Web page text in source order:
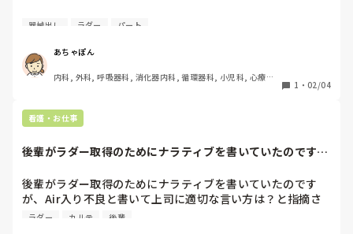
理由はパートから正規になりたい。
ラダー制度をのんびりやりたい。
通勤を楽にしたい。
そこで、近くの二次病院の仮内定をいただきました。アラフ
ォー転職で安心しています。
私はオペ看歴が長くて、経験はオペ看と外来のみです。でき
そこで、まだ仮内容中ということで、他の病院にもお話を聞
きにいき素直に自分だったらどこの部署にはいちされるか聞
器械出し ラダー パート
あちゃぽん
内科, 外科, 呼吸器科, 消化器内科, 循環器科, 小児科, 心療内
その他の科, ママナース, 外来, 神経内科, 脳神経外科, NICU,
消化器外科, 一般病院, 慢性期, 回復期, 終末期, オペ室, 透析,
1 ・ 02/04
看護・お仕事
後輩がラダー取得のためにナラティブを書いていたのです
後輩がラダー取得のためにナラティブを書いていたのです
が、Air入り不良と書いて上司に適切な言い方は？と指摘さ
れていました。先生のカルテでも、自分たちもそのような書
ラダー カルテ 後輩